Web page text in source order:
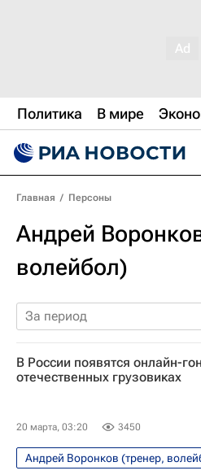
Политика В мире
Главная / Персоны
Андрей
волейбол)
За период
В России появятся онлайн-
отечественных грузовиках
20 марта, 03:20 3450
Андрей Воронков (тренер,